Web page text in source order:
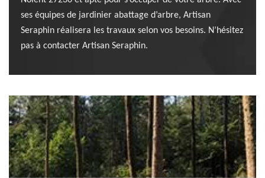
ses équipes de jardinier abattage d’arbre, Artisan
Seraphin réalisera les travaux selon vos besoins. N’hésitez
pas à contacter Artisan Seraphin.